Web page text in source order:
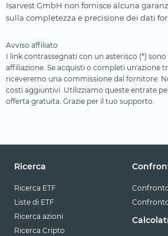
Isarvest GmbH non fornisce alcuna
sulla completezza e precisione dei dati
Avviso affiliato
I link contrassegnati con un asterisco (*)
affiliazione. Se acquisti o completi un'azione
riceveremo una commissione dal fornitore.
costi aggiuntivi. Utilizziamo queste entrate
offerta gratuita. Grazie per il tuo supporto.
Ricerca
Ricerca ETF
Liste di ETF
Ricerca azioni
Ricerca Cripto